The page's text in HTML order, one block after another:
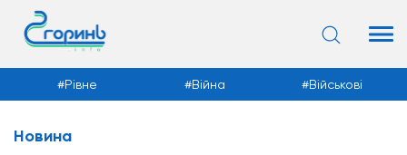
Новини
Рівне Війна Військові
Новина